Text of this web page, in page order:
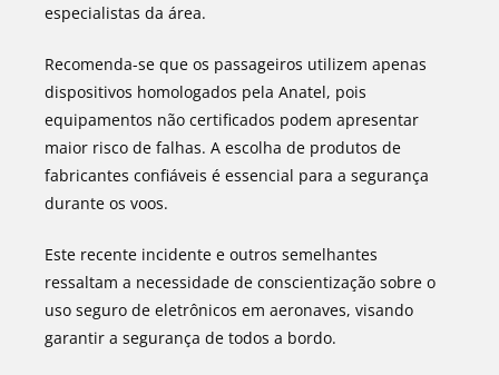
especialistas da área.
Recomenda-se que os passageiros utilizem apenas
dispositivos homologados pela Anatel, pois
equipamentos não certificados podem apresentar
maior risco de falhas. A escolha de produtos de
fabricantes confiáveis é essencial para a segurança
durante os voos.
Este recente incidente e outros semelhantes
ressaltam a necessidade de conscientização sobre o
uso seguro de eletrônicos em aeronaves, visando
garantir a segurança de todos a bordo.